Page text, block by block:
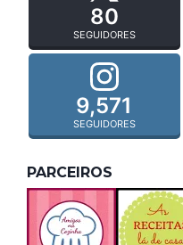
80
SEGUIDORES
9,571
SEGUIDORES
PARCEIROS